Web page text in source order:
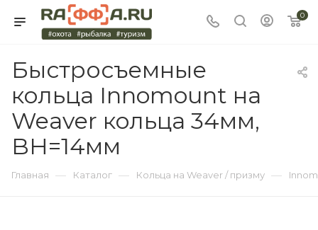
0
Быстросъемные
кольца Innomount на
Weaver кольца 34мм,
BH=14мм
Главная — Каталог — Кольца на Weaver / призму —